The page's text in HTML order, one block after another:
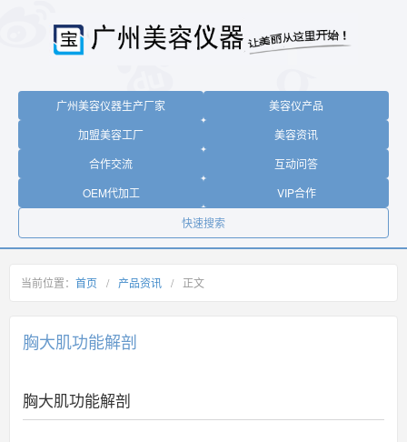
广州美容仪器生产厂家
美容仪产品
加盟美容工厂
美容资讯
合作交流
互动问答
OEM代加工
VIP合作
快速搜索
当前位置： 首页 / 产品资讯 / 正文
胸大肌功能解剖
胸大肌功能解剖